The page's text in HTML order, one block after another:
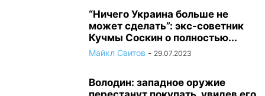
“Ничего Украина больше не
может сделать”: экс-советник
Кучмы Соскин о полностью...
Майкл Свитов - 29.07.2023
Володин: западное оружие